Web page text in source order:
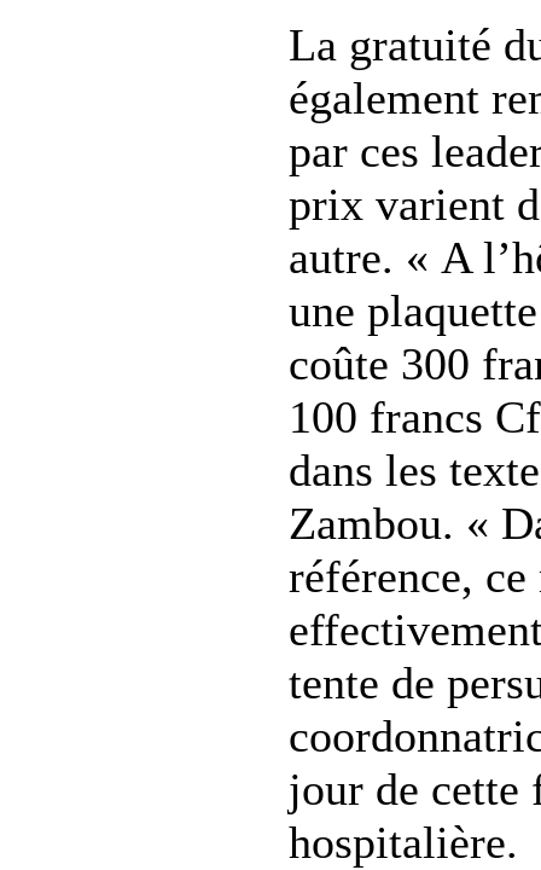
La gratuité
également
par ces
prix varient
autre. « A
une
coûte 300
100 francs
dans les
Zambou. «
référence,
tente de
jour de cette
hospitalière.